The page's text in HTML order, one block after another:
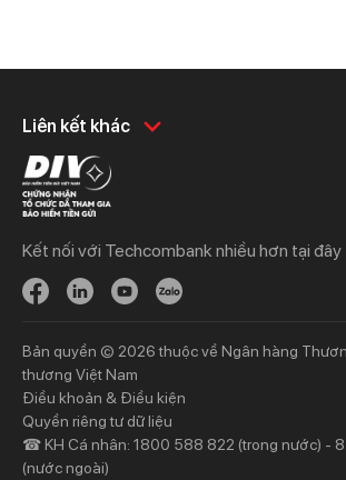
Liên kết khác
Khách hàng cá nhân
Chi tiêu
Tiết kiệm
Vay
Đầu tư
Bảo hiểm
Thông tin mới
Thương mại
Thông tin
Khách hàng ưu tiên
Dịch vụ khách hàng ưu tiên
Thông tin
Kết nối với Techcombank nhiều hơn tại đây
Bản quyền © 2026 thuộc về Ngân hàng
thương Việt Nam
Điều khoản & Điều kiện
Quyền riêng tư dữ liệu
☎ KH Cá nhân: 1800 588 822 (trong nước) -
(nước ngoài)